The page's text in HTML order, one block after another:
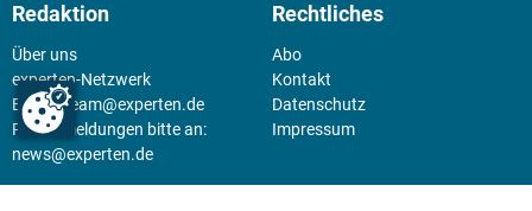
Redaktion
Über uns
experten-Netzwerk
E-Mail:team@experten.de
Pressemeldungen bitte an:
news@experten.de
Rechtliches
Abo
Kontakt
Datenschutz
Impressum